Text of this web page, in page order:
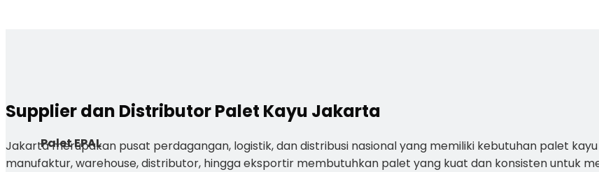
Palet EPAL
Supplier dan Distributor Palet Kayu Jakarta
Jakarta merupakan pusat perdagangan, logistik, dan distribusi nasional yang memiliki kebutuhan palet
manufaktur, warehouse, distributor, hingga eksportir membutuhkan palet yang kuat dan konsisten untuk